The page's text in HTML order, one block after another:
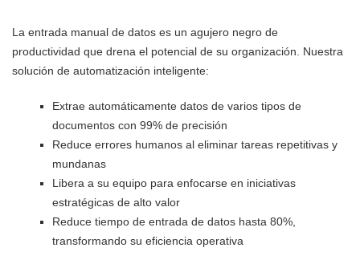
La entrada manual de datos es un agujero negro de
productividad que drena el potencial de su organización. Nuestra
solución de automatización inteligente:
Extrae automáticamente datos de varios tipos de
documentos con 99% de precisión
Reduce errores humanos al eliminar tareas repetitivas y
mundanas
Libera a su equipo para enfocarse en iniciativas
estratégicas de alto valor
Reduce tiempo de entrada de datos hasta 80%,
transformando su eficiencia operativa